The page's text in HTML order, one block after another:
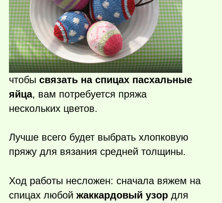
чтобы связать на спицах пасхальные
яйца, вам потребуется пряжа
нескольких цветов.
Лучше всего будет выбрать хлопковую
пряжу для вязания средней толщины.
Ход работы несложен: сначала вяжем на
спицах любой жаккардовый узор для